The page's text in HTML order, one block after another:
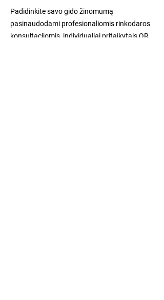
Padidinkite savo gido žinomumą
pasinaudodami profesionaliomis rinkodaros
konsultacijomis, individualiai pritaikytais QR